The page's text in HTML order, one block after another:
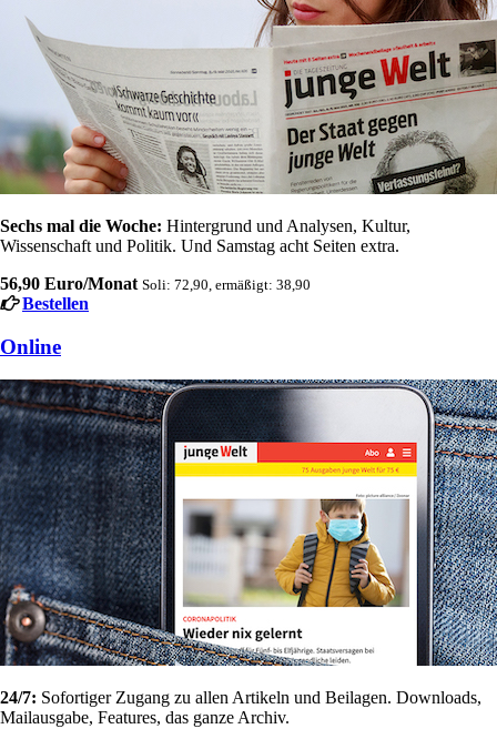
Sechs mal die Woche: Hintergrund und Analysen, Kultur,
Wissenschaft und Politik. Und Samstag acht Seiten extra.
56,90 Euro/Monat Soli: 72,90, ermäßigt: 38,90
Bestellen
Online
24/7: Sofortiger Zugang zu allen Artikeln und Beilagen. Downloads,
Mailausgabe, Features, das ganze Archiv.